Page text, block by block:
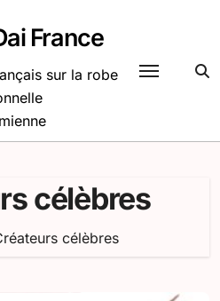
France
sur la robe
célèbres
célèbres